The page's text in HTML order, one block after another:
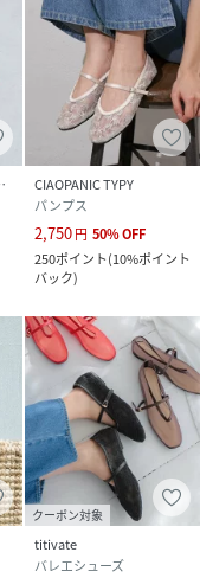
OUTLET
CIAOPANIC TYPY
パンプス
2,750円 50%OFF
250ポイント(10%ポイント
バック)
クーポン対象
titivate
バレエシューズ